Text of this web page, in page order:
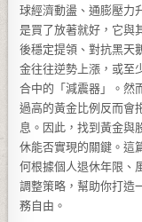
球經濟動盪、通膨壓力
是買了放著就好，它與
後穩定提領、對抗黑天
金往往逆勢上漲，或至
合中的「減震器」。然
過高的黃金比例反而會
息。因此，找到黃金與
休能否實現的關鍵。這
何根據個人退休年限、
調整策略，幫助你打造
務自由。